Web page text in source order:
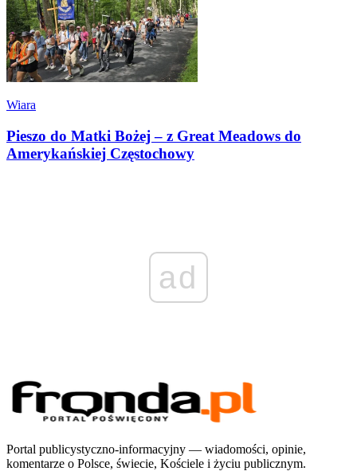
Wiara
Pieszo do Matki Bożej – z Great Meadows do
Amerykańskiej Częstochowy
ad
Portal publicystyczno-informacyjny — wiadomości, opinie,
komentarze o Polsce, świecie, Kościele i życiu publicznym.